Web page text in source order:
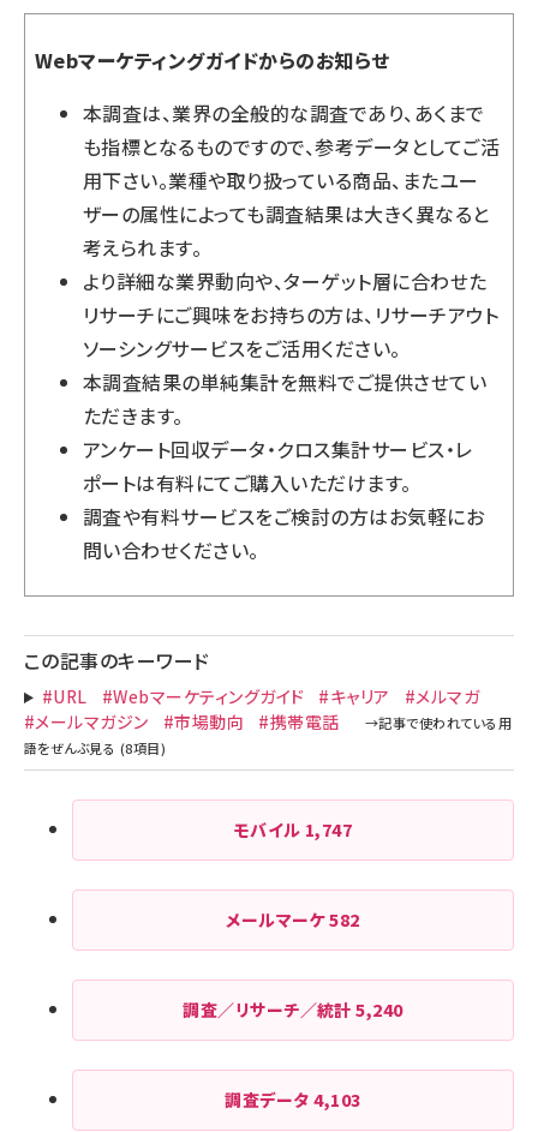
Webマーケティングガイドからのお知らせ
本調査は、業界の全般的な調査であり、あくまで
も指標となるものですので、参考データとしてご活
用下さい。業種や取り扱っている商品、またユー
ザーの属性によっても調査結果は大きく異なると
考えられます。
より詳細な業界動向や、ターゲット層に合わせた
リサーチにご興味をお持ちの方は、 リサーチアウト
ソーシングサービスをご活用ください。
本調査結果の単純集計を無料でご提供させてい
ただきます。
アンケート回収データ・クロス集計サービス・レ
ポートは有料にてご購入いただけます。
調査や有料サービスをご検討の方はお気軽にお
問い合わせください。
この記事のキーワード
#URL #Webマーケティングガイド #キャリア
#メルマガ
#メールマガジン
#市場動向 #携帯電話
モバイル 1,747
メールマーケ582
調査／リサーチ／統計5,240
調査データ4,103